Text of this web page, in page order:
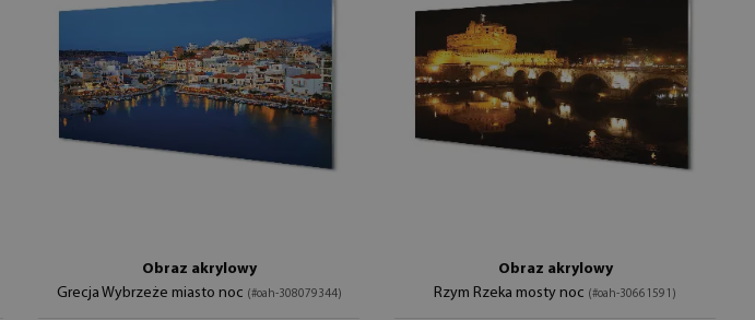
Obraz akrylowy
Grecja Wybrzeże miasto noc (#oah-308079344)
Obraz akrylowy
Rzym Rzeka mosty noc (#oah-30661591)